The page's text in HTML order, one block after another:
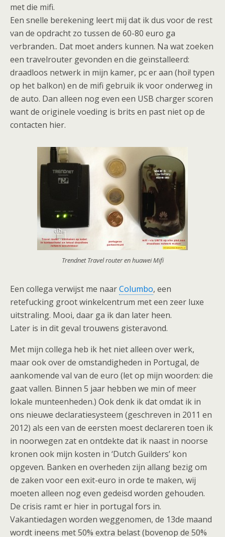
met die mifi.
Een snelle berekening leert mij dat ik dus voor de rest
van de opdracht zo tussen de 60-80 euro ga
verbranden.. Dat moet anders kunnen. Na wat zoeken
een travelrouter gevonden en die geïnstalleerd:
draadloos netwerk in mijn kamer, pc er aan (hoi! typen
op het balkon) en de mifi gebruik ik voor onderweg in
de auto. Dan alleen nog even een USB charger scoren
want de originele voeding is brits en past niet op de
contacten hier.
Trendnet Travel router en huawei Mifi
Een collega verwijst me naarColumbo, een
retefucking groot winkelcentrum met een zeer luxe
uitstraling. Mooi, daar ga ik dan later heen.
Later is in dit geval trouwens gisteravond.
Met mijn collega heb ik het niet alleen over werk,
maar ook over de omstandigheden in Portugal, de
aankomende val van de euro (let op mijn woorden: die
gaat vallen. Binnen 5 jaar hebben we min of meer
lokale munteenheden.) Ook denk ik dat omdat ik in
ons nieuwe declaratiesysteem (geschreven in 2011 en
2012) als een van de eersten moest declareren toen ik
in noorwegen zat en ontdekte dat ik naast in noorse
kronen ook mijn kosten in ‘Dutch Guilders’ kon
opgeven. Banken en overheden zijn allang bezig om
de zaken voor een exit-euro in orde te maken, wij
moeten alleen nog even gedeisd worden gehouden.
De crisis ramt er hier in portugal fors in.
Vakantiedagen worden weggenomen, de 13de maand
wordt ineens met 50% extra belast (bovenop de 50%